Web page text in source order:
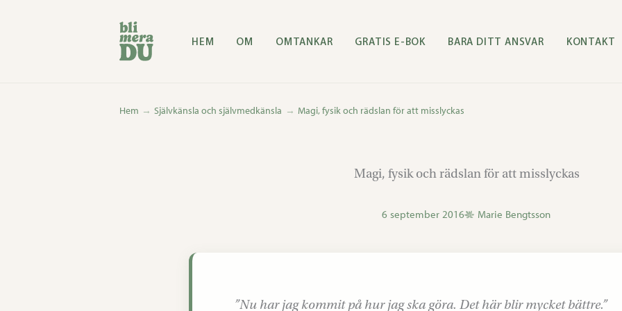
HEM OM OMTANKAR GRATIS E-BOK BARA DITT ANSVAR KONTAKT
Hem Självkänsla och självmedkänsla Magi, fysik och rädslan för att misslyckas
Magi, fysik och rädslan för att misslyckas
6 september 2016 Marie Bengtsson
”Nu har jag kommit på hur jag ska göra. Det här blir mycket bättre.”